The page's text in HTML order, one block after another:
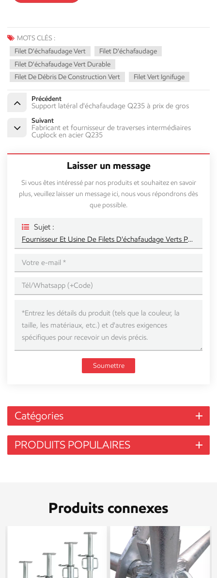
MOTS CLÉS :
Filet D'échafaudage Vert
Filet D'échafaudage
Filet D'échafaudage Vert Durable
Filet De Débris De Construction Vert
Filet Vert Ignifuge
Précédent
Support latéral d'échafaudage Q235 à prix de gros
Suivant
Fabricant et fournisseur de traverses intermédiaires
Cuplock en acier Q235
Laisser un message
Si vous êtes intéressé par nos produits et souhaitez en savoir
plus, veuillez laisser un message ici, nous vous répondrons dès
que possible.
Sujet :
Fournisseur Et Usine De Filets D'échafaudage Verts Pour La Construction
Soumettre
Catégories
PRODUITS POPULAIRES
Produits connexes